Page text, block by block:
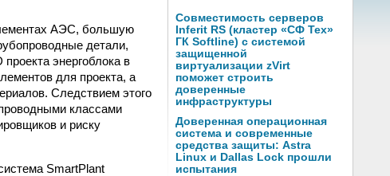
АЭС, большую
детали,
энергоблока в
для проекта, а
Следствием этого
классами
и риску
SmartPlant
Совместимость серверов
Inferit RS (кластер «СФ Тех»
ГК Softline) с системой
защищенной
виртуализации zVirt
поможет строить
доверенные
инфраструктуры
Доверенная операционная
система и современные
средства защиты: Astra
Linux и Dallas Lock прошли
испытания